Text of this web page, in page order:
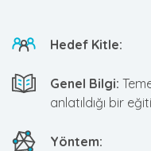
Hedef Kitle:
Genel Bilgi:
anlatıldığı bir
Yöntem: